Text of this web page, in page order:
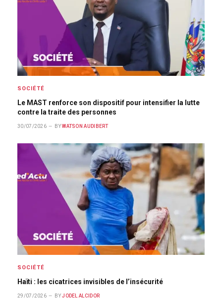
SOCIÉTÉ
Le MAST renforce son dispositif pour intensifier la lutte
contre la traite des personnes
30/07/2026 BY WATSON AUDIBERT
SOCIÉTÉ
Haïti : les cicatrices invisibles de l’insécurité
29/07/2026 BY JODEL ALCIDOR